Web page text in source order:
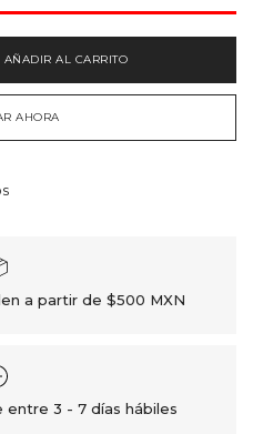
AÑADIR AL CARRITO
AHORA
a partir de $500 MXN
3 - 7 días hábiles